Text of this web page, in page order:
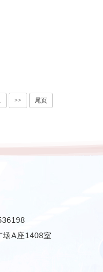
>> 尾页
场A座1408室